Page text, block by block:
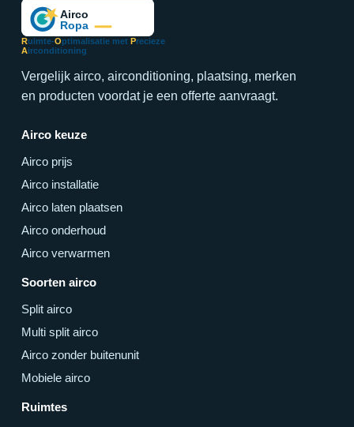
Ruimte-Optimalisatie met Precieze
Airconditioning
Vergelijk airco, airconditioning, plaatsing, merken
en producten voordat je een offerte aanvraagt.
Airco keuze
Airco prijs
Airco installatie
Airco laten plaatsen
Airco onderhoud
Airco verwarmen
Soorten airco
Split airco
Multi split airco
Airco zonder buitenunit
Mobiele airco
Ruimtes